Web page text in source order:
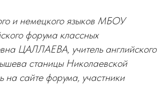
и немецкого языков МБОУ
форума классных
ЦАЛЛАЕВА, учитель английского
станицы Николаевской
сайте форума, участники